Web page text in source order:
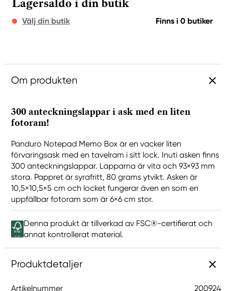
Lagersaldo i din butik
Välj din butik Finns i 0 butiker
Om produkten
300 anteckningslappar i ask med en liten
fotoram!
Panduro Notepad Memo Box är en vacker liten
förvaringsask med en tavelram i sitt lock. Inuti asken finns
300 anteckningslappar. Lapparna är vita och 93×93 mm
stora. Pappret är syrafritt, 80 grams ytvikt. Asken är
10,5×10,5×5 cm och locket fungerar även en som en
uppfällbar fotoram som är 6×6 cm stor.
Denna produkt är tillverkad av FSC®-certifierat och
annat kontrollerat material.
Produktdetaljer
Artikelnummer 200924